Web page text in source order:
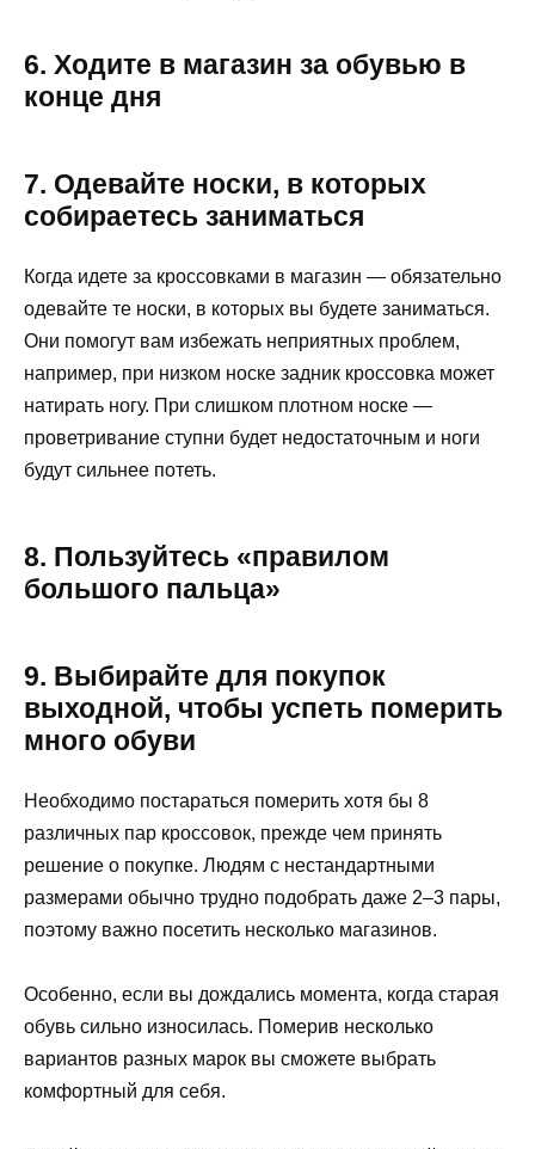
6. Ходите в магазин за обувью в
конце дня
7. Одевайте носки, в которых
собираетесь заниматься
Когда идете за кроссовками в магазин — обязательно
одевайте те носки, в которых вы будете заниматься.
Они помогут вам избежать неприятных проблем,
например, при низком носке задник кроссовка может
натирать ногу. При слишком плотном носке —
проветривание ступни будет недостаточным и ноги
будут сильнее потеть.
8. Пользуйтесь «правилом
большого пальца»
9. Выбирайте для покупок
выходной, чтобы успеть померить
много обуви
Необходимо постараться померить хотя бы 8
различных пар кроссовок, прежде чем принять
решение о покупке. Людям с нестандартными
размерами обычно трудно подобрать даже 2–3 пары,
поэтому важно посетить несколько магазинов.
Особенно, если вы дождались момента, когда старая
обувь сильно износилась. Померив несколько
вариантов разных марок вы сможете выбрать
комфортный для себя.